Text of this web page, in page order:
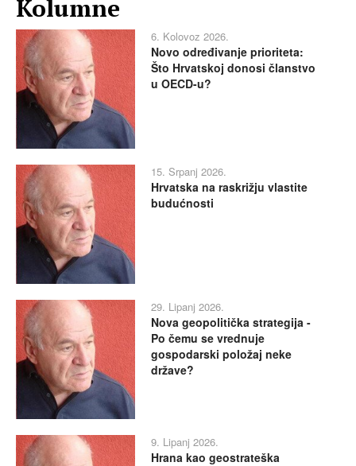
Kolumne
6. Kolovoz 2026.
Novo određivanje prioriteta:
Što Hrvatskoj donosi članstvo
u OECD-u?
15. Srpanj 2026.
Hrvatska na raskrižju vlastite
budućnosti
29. Lipanj 2026.
Nova geopolitička strategija -
Po čemu se vrednuje
gospodarski položaj neke
države?
9. Lipanj 2026.
Hrana kao geostrateška